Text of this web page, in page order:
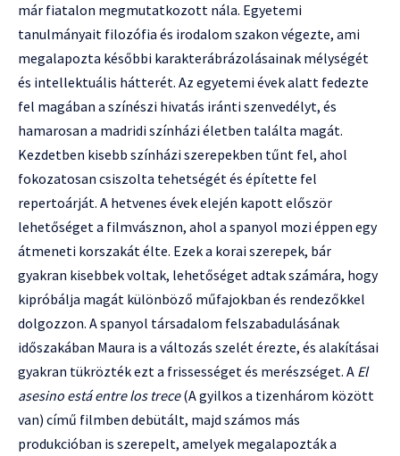
már fiatalon megmutatkozott nála. Egyetemi
tanulmányait filozófia és irodalom szakon végezte, ami
megalapozta későbbi karakterábrázolásainak mélységét
és intellektuális hátterét. Az egyetemi évek alatt fedezte
fel magában a színészi hivatás iránti szenvedélyt, és
hamarosan a madridi színházi életben találta magát.
Kezdetben kisebb színházi szerepekben tűnt fel, ahol
fokozatosan csiszolta tehetségét és építette fel
repertoárját. A hetvenes évek elején kapott először
lehetőséget a filmvásznon, ahol a spanyol mozi éppen egy
átmeneti korszakát élte. Ezek a korai szerepek, bár
gyakran kisebbek voltak, lehetőséget adtak számára, hogy
kipróbálja magát különböző műfajokban és rendezőkkel
dolgozzon. A spanyol társadalom felszabadulásának
időszakában Maura is a változás szelét érezte, és alakításai
gyakran tükrözték ezt a frissességet és merészséget. A El
asesino está entre los trece(A gyilkos a tizenhárom között
van) című filmben debütált, majd számos más
produkcióban is szerepelt, amelyek megalapozták a